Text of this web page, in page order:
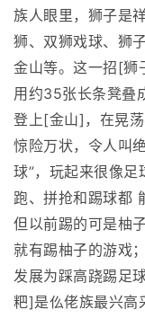
族人眼里，狮子是
狮、双狮戏球、狮
金山等。这一招[狮
用约35张长条凳叠
登上[金山]，在晃
惊险万状，令人叫
球”，玩起来很像
跑、拼抢和踢球都
但以前踢的可是柚
就有踢柚子的游戏
发展为踩高跷踢足
粑]是仫佬族最兴高